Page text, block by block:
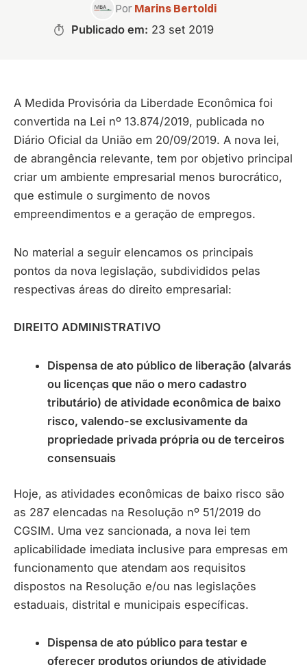
Por Marins Bertoldi
Publicado em: 23 set 2019
A Medida Provisória da Liberdade Econômica foi
convertida na Lei nº 13.874/2019, publicada no
Diário Oficial da União em 20/09/2019. A nova lei,
de abrangência relevante, tem por objetivo principal
criar um ambiente empresarial menos burocrático,
que estimule o surgimento de novos
empreendimentos e a geração de empregos.
No material a seguir elencamos os principais
pontos da nova legislação, subdivididos pelas
respectivas áreas do direito empresarial:
DIREITO ADMINISTRATIVO
Dispensa de ato público de liberação (alvarás
ou licenças que não o mero cadastro
tributário) de atividade econômica de baixo
risco, valendo-se exclusivamente da
propriedade privada própria ou de terceiros
consensuais
Hoje, as atividades econômicas de baixo risco são
as 287 elencadas na Resolução nº 51/2019 do
CGSIM. Uma vez sancionada, a nova lei tem
aplicabilidade imediata inclusive para empresas em
funcionamento que atendam aos requisitos
dispostos na Resolução e/ou nas legislações
estaduais, distrital e municipais específicas.
Dispensa de ato público para testar e
oferecer produtos oriundos de atividade